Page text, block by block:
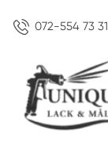
072-554 73 31